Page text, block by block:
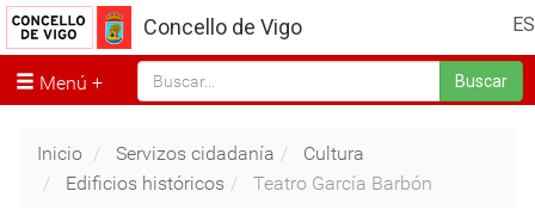
ES
Concello de Vigo
Menú Buscar
Inicio Servizos cidadanía
Cultura
Edificios históricos
Teatro García Barbón